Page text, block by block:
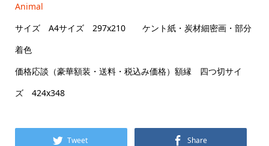
Animal
サイズ A4サイズ 297x210 ケント紙・炭材細密画・部分
着色
価格応談（豪華額装・送料・税込み価格）額縁 四つ切サイ
ズ 424x348
Tweet Share